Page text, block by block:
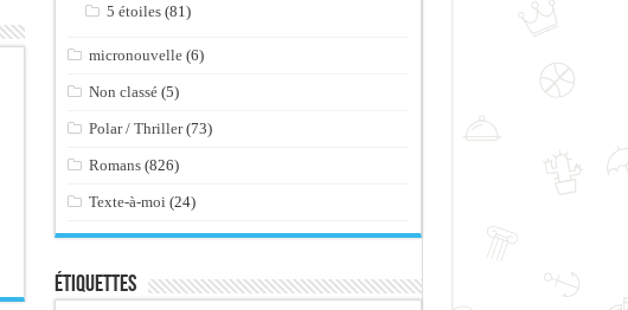
5 étoiles (81)
micronouvelle (6)
Non classé (5)
Polar / Thriller(73)
Romans (826)
Texte-à-moi (24)
Étiquettes